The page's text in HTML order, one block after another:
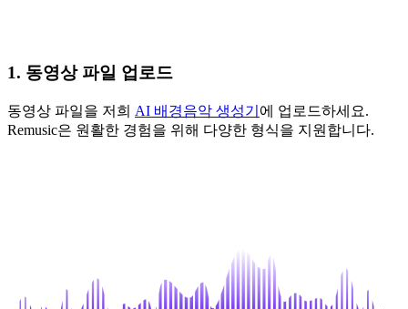
1. 동영상 파일 업로드
동영상 파일을 저희 AI 배경음악 생성기 에 업로드하세요.
Remusic은 원활한 경험을 위해 다양한 형식을 지원합니다.